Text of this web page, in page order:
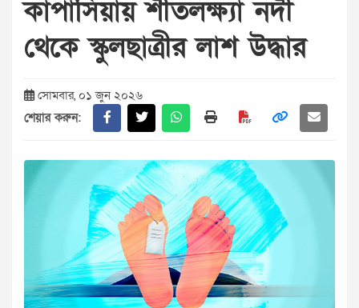
কাপাসিয়ায় শীতলক্ষ্যা নদী
থেকে স্কুলছাত্রীর লাশ উদ্ধার
সোমবার, ০১ জুন ২০২৬
শেয়ার করুন: